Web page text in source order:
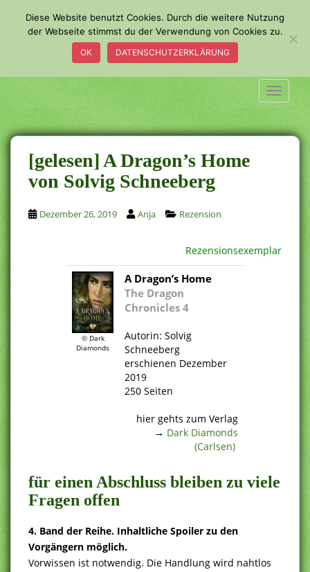
o
m
a
i
n
c
o
n
t
e
n
t
[gelesen] A Dragon’s Home
von Solvig Schneeberg
Dezember 26, 2019 Anja Rezension
Rezensionsexemplar
© Dark
Diamonds
A Dragon’s Home
The Dragon
Chronicles 4
Autorin: Solvig
Schneeberg
erschienen Dezember
2019
250 Seiten
hier gehts zum Verlag
→ Dark Diamonds
(Carlsen)
für einen Abschluss bleiben zu viele
Fragen offen
4. Band der Reihe. Inhaltliche Spoiler zu den
Vorgängern möglich.
Vorwissen ist notwendig. Die Handlung wird nahtlos
Diese Website benutzt Cookies. Durch die weitere Nutzung
der Webseite stimmst du der Verwendung von Cookies zu.
OK DATENSCHUTZERKLÄRUNG